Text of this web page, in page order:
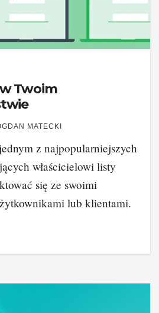
Twoim
MATECKI
z najpopularniejszych
właścicielowi listy
się ze swoimi
lub klientami.